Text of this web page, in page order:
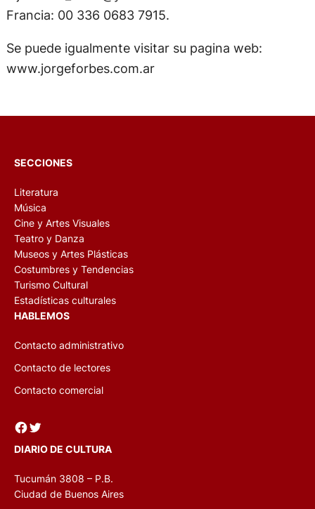
Francia: 00 336 0683 7915.
Se puede igualmente visitar su pagina web:
www.jorgeforbes.com.ar
SECCIONES
Literatura
Música
Cine y Artes Visuales
Teatro y Danza
Museos y Artes Plásticas
Costumbres y Tendencias
Turismo Cultural
Estadísticas culturales
HABLEMOS
Contacto administrativo
Contacto de lectores
Contacto comercial
Facebook Twitter
DIARIO DE CULTURA
Tucumán 3808 – P.B.
Ciudad de Buenos Aires